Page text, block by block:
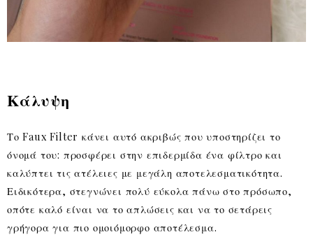
Κάλυψη
Το Faux Filter κάνει αυτό ακριβώς που υποστηρίζει το
όνομά του: προσφέρει στην επιδερμίδα ένα φίλτρο και
καλύπτει τις ατέλειες με μεγάλη αποτελεσματικότητα.
Ειδικότερα, στεγνώνει πολύ εύκολα πάνω στο πρόσωπο,
οπότε καλό είναι να το απλώσεις και να το σετάρεις
γρήγορα για πιο ομοιόμορφο αποτέλεσμα.